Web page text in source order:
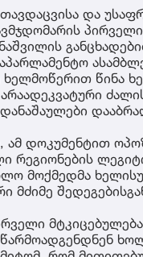
და
წინა
ამ დოკუმენტით
რეგიონების
მოქმედმა
მძიმე
წარმოადგენდნენ